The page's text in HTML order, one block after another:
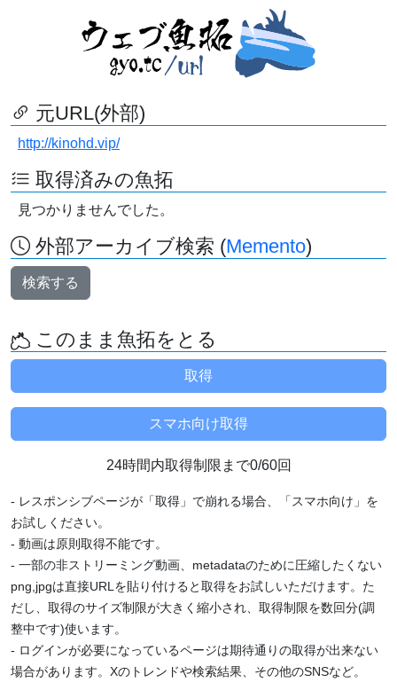
元URL(外部)
http://kinohd.vip/
取得済みの魚拓
見つかりませんでした。
外部アーカイブ検索 (Memento)
検索する
このまま魚拓をとる
24時間内取得制限まで0/60回
- レスポンシブページが「取得」で崩れる場合、「スマホ向け」を
お試しください。
- 動画は原則取得不能です。
- 一部の非ストリーミング動画、metadataのために圧縮したくない
png,jpgは直接URLを貼り付けると取得をお試しいただけます。た
だし、取得のサイズ制限が大きく縮小され、取得制限を数回分(調
整中です)使います。
- ログインが必要になっているページは期待通りの取得が出来ない
場合があります。Xのトレンドや検索結果、その他のSNSなど。